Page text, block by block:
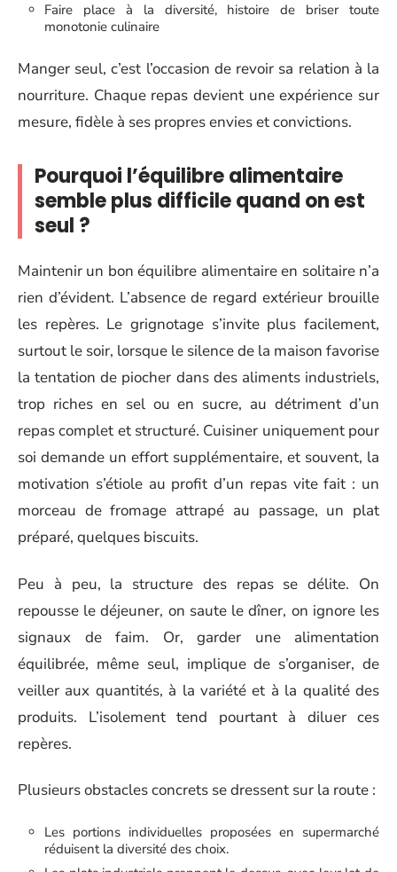
Faire place à la diversité, histoire de briser toute
monotonie culinaire
Manger seul, c’est l’occasion de revoir sa relation à la
nourriture. Chaque repas devient une expérience sur
mesure, fidèle à ses propres envies et convictions.
Pourquoi l’équilibre alimentaire
semble plus difficile quand on est
seul ?
Maintenir un bon équilibre alimentaire en solitaire n’a
rien d’évident. L’absence de regard extérieur brouille
les repères. Le grignotage s’invite plus facilement,
surtout le soir, lorsque le silence de la maison favorise
la tentation de piocher dans des aliments industriels,
trop riches en sel ou en sucre, au détriment d’un
repas complet et structuré. Cuisiner uniquement pour
soi demande un effort supplémentaire, et souvent, la
motivation s’étiole au profit d’un repas vite fait : un
morceau de fromage attrapé au passage, un plat
préparé, quelques biscuits.
Peu à peu, la structure des repas se délite. On
repousse le déjeuner, on saute le dîner, on ignore les
signaux de faim. Or, garder une alimentation
équilibrée, même seul, implique de s’organiser, de
veiller aux quantités, à la variété et à la qualité des
produits. L’isolement tend pourtant à diluer ces
repères.
Plusieurs obstacles concrets se dressent sur la route :
Les portions individuelles proposées en supermarché
réduisent la diversité des choix.